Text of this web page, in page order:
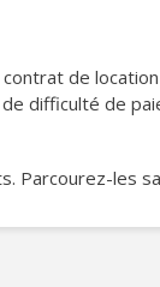
de
difficulté de
Parcourez-les